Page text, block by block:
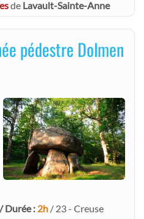
de Lavault-Sainte-Anne
pédestre Dolmen
/ Durée : 2h / 23 - Creuse